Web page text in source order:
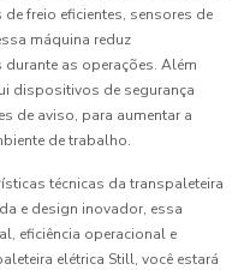
freio eficientes, sensores de
máquina reduz
as operações. Além
dispositivos de segurança
de aviso, para aumentar a
de trabalho.
técnicas da transpaleteira
e design inovador, essa
eficiência operacional e
elétrica Still, você estará